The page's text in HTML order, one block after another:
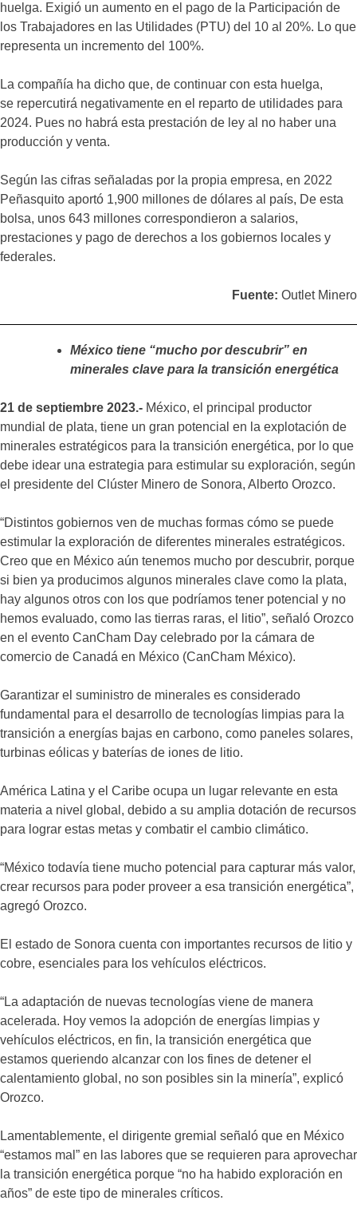
huelga. Exigió un aumento en el pago de la Participación de
los Trabajadores en las Utilidades (PTU) del 10 al 20%. Lo que
representa un incremento del 100%.
La compañía ha dicho que, de continuar con esta huelga,
se repercutirá negativamente en el reparto de utilidades para
2024. Pues no habrá esta prestación de ley al no haber una
producción y venta.
Según las cifras señaladas por la propia empresa, en 2022
Peñasquito aportó 1,900 millones de dólares al país, De esta
bolsa, unos 643 millones correspondieron a salarios,
prestaciones y pago de derechos a los gobiernos locales y
federales.
Fuente: Outlet Minero
México tiene “mucho por descubrir” en
minerales clave para la transición energética
21 de septiembre 2023.- México, el principal productor
mundial de plata, tiene un gran potencial en la explotación de
minerales estratégicos para la transición energética, por lo que
debe idear una estrategia para estimular su exploración, según
el presidente del Clúster Minero de Sonora, Alberto Orozco.
“Distintos gobiernos ven de muchas formas cómo se puede
estimular la exploración de diferentes minerales estratégicos.
Creo que en México aún tenemos mucho por descubrir, porque
si bien ya producimos algunos minerales clave como la plata,
hay algunos otros con los que podríamos tener potencial y no
hemos evaluado, como las tierras raras, el litio”, señaló Orozco
en el evento CanCham Day celebrado por la cámara de
comercio de Canadá en México (CanCham México).
Garantizar el suministro de minerales es considerado
fundamental para el desarrollo de tecnologías limpias para la
transición a energías bajas en carbono, como paneles solares,
turbinas eólicas y baterías de iones de litio.
América Latina y el Caribe ocupa un lugar relevante en esta
materia a nivel global, debido a su amplia dotación de recursos
para lograr estas metas y combatir el cambio climático.
“México todavía tiene mucho potencial para capturar más valor,
crear recursos para poder proveer a esa transición energética”,
agregó Orozco.
El estado de Sonora cuenta con importantes recursos de litio y
cobre, esenciales para los vehículos eléctricos.
“La adaptación de nuevas tecnologías viene de manera
acelerada. Hoy vemos la adopción de energías limpias y
vehículos eléctricos, en fin, la transición energética que
estamos queriendo alcanzar con los fines de detener el
calentamiento global, no son posibles sin la minería”, explicó
Orozco.
Lamentablemente, el dirigente gremial señaló que en México
“estamos mal” en las labores que se requieren para aprovechar
la transición energética porque “no ha habido exploración en
años” de este tipo de minerales críticos.